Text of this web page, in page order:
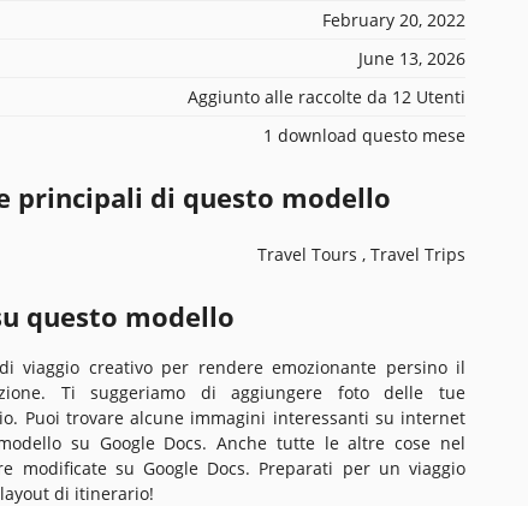
February 20, 2022
June 13, 2026
Aggiunto alle raccolte da 12 Utenti
1 download questo mese
principali di questo modello
Travel Tours , Travel Trips
questo modello
viaggio creativo per rendere emozionante persino il
Ti suggeriamo di aggiungere foto delle tue
Puoi trovare alcune immagini interessanti su internet
su Google Docs. Anche tutte le altre cose nel
modificate su Google Docs. Preparati per un viaggio
di itinerario!